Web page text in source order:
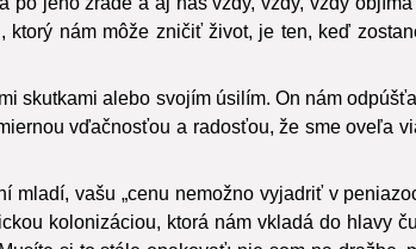
jeho zrade a aj nás vždy, vždy, vždy
nám môže zničiť život, je ten, keď
skutkami alebo svojím úsilím. On nám
vďačnosťou a radosťou, že sme oveľa
vašu „cenu nemožno vyjadriť v
kolonizáciou, ktorá nám vkladá do hlavy